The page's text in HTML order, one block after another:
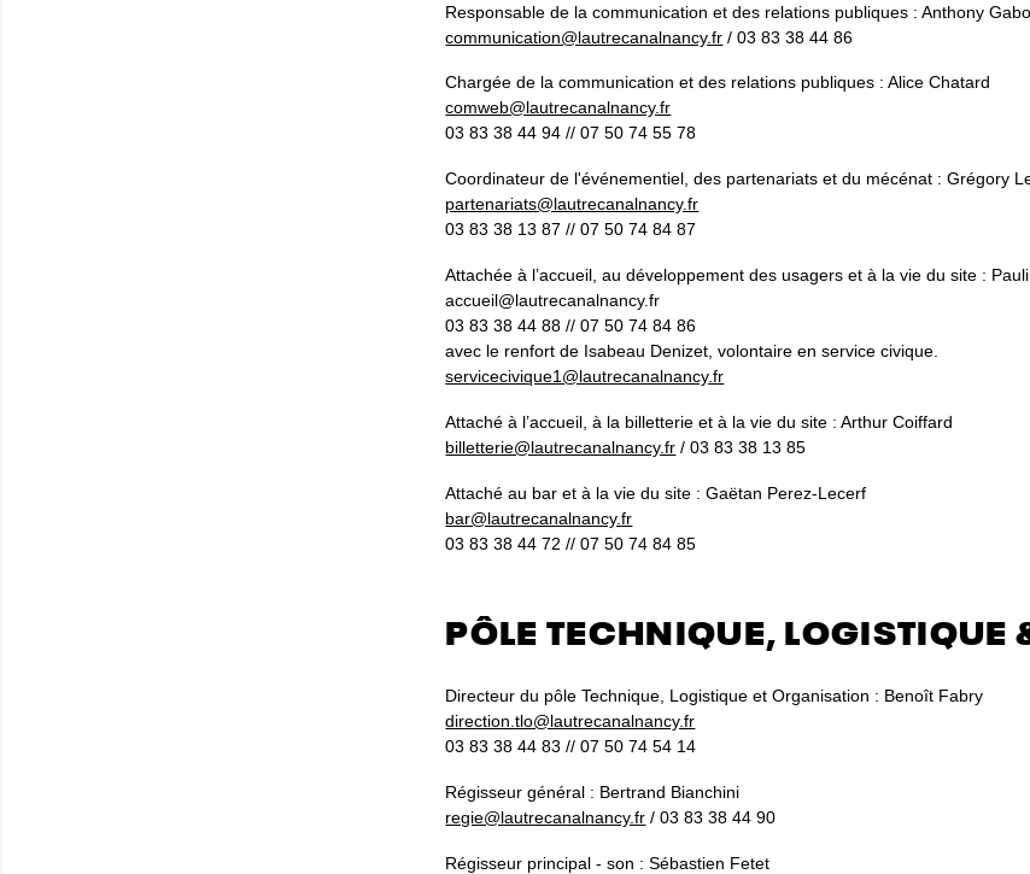
Responsable de la communication et des relations publiques : Anthony
communication@lautrecanalnancy.fr / 03 83 38 44 86
Chargée de la communication et des relations publiques : Alice Chatard
comweb@lautrecanalnancy.fr
03 83 38 44 94 // 07 50 74 55 78
Coordinateur de l'événementiel, des partenariats et du mécénat : Grégory
partenariats@lautrecanalnancy.fr
03 83 38 13 87 // 07 50 74 84 87
Attachée à l’accueil, au développement des usagers et à la vie du site :
accueil@lautrecanalnancy.fr
03 83 38 44 88 // 07 50 74 84 86
avec le renfort de Isabeau Denizet, volontaire en service civique.
servicecivique1@lautrecanalnancy.fr
Attaché à l’accueil, à la billetterie et à la vie du site : Arthur Coiffard
billetterie@lautrecanalnancy.fr / 03 83 38 13 85
Attaché au bar et à la vie du site : Gaëtan Perez-Lecerf
bar@lautrecanalnancy.fr
03 83 38 44 72 // 07 50 74 84 85
PÔLE TECHNIQUE,
Directeur du pôle Technique, Logistique et Organisation : Benoît Fabry
direction.tlo@lautrecanalnancy.fr
03 83 38 44 83 // 07 50 74 54 14
Régisseur général : Bertrand Bianchini
regie@lautrecanalnancy.fr / 03 83 38 44 90
Régisseur principal - son : Sébastien Fetet